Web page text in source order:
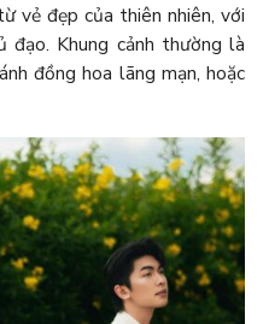
vẻ đẹp của thiên nhiên, với
đạo. Khung cảnh thường là
đồng hoa lãng mạn, hoặc